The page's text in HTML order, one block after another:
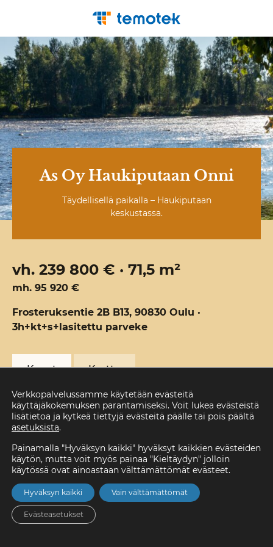
As Oy Haukiputaan Onni
Täydellisellä paikalla – Haukiputaan
keskustassa.
vh. 239 800 € · 71,5 m²
mh. 95 920 €
Frosteruksentie 2B B13, 90830 Oulu ·
3h+kt+s+lasitettu parveke
Kuvat Kartta
Velaton hinta
239 800 €
Koko
71,5 m²
Huoneita
3h+kt+s+lasitet
tu parveke
Kerros Valmistuminen
Verkkopalvelussamme käytetään evästeitä
käyttäjäkokemuksen parantamiseksi. Voit lukea evästeistä
lisätietoa ja kytkeä tiettyjä evästeitä päälle tai pois päältä
asetuksista.
Painamalla "Hyväksyn kaikki" hyväksyt kaikkien evästeiden
käytön, mutta voit myös painaa "Kieltäydyn" jolloin
käytössä ovat ainoastaan välttämättömät evästeet.
Hyväksyn kaikki Vain välttämättömät
Evästeasetukset